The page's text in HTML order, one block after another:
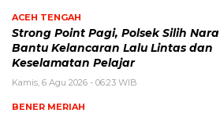
ACEH TENGAH
Strong Point Pagi, Polsek Silih Nara
Bantu Kelancaran Lalu Lintas dan
Keselamatan Pelajar
Kamis, 6 Agu 2026 - 06:23 WIB
BENER MERIAH